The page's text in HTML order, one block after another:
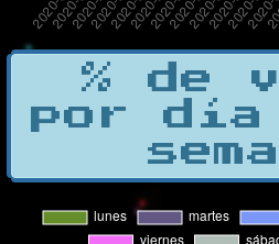
% de
por día